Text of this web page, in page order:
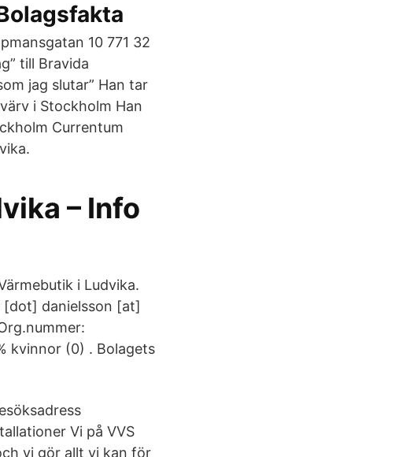
10 771 32
till Bravida
jag slutar” Han tar
i Stockholm Han
Currentum
– Info
i Ludvika.
[dot] danielsson [at]
kvinnor (0) . Bolagets
Vi på VVS
vi gör allt vi kan för